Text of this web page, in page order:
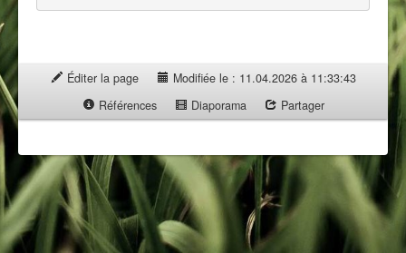
Éditer la page
Modifiée le : 11.04.2026 à 11:33:43
Références
Diaporama Partager